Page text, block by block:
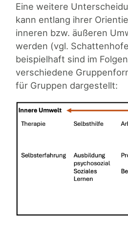
Eine weitere
kann entlang ihrer
inneren bzw. äußeren
werden (vgl.
beispielhaft sind im
verschiedene
für Gruppen dargestellt: